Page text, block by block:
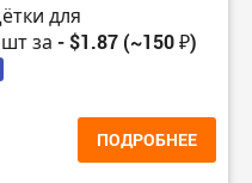
для
за - $1.87 (~150 ₽)
ПОДРОБНЕЕ